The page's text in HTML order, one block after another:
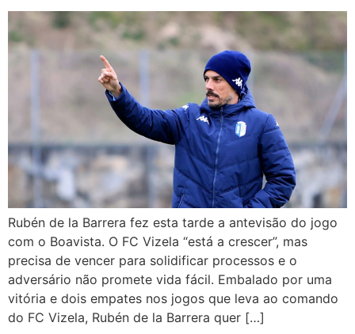
Rubén de la Barrera fez esta tarde a antevisão do jogo
com o Boavista. O FC Vizela “está a crescer”, mas
precisa de vencer para solidificar processos e o
adversário não promete vida fácil. Embalado por uma
vitória e dois empates nos jogos que leva ao comando
do FC Vizela, Rubén de la Barrera quer […]